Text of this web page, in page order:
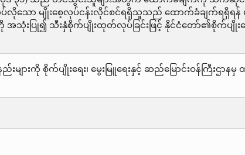
ပ်လိုသော မျိုးစေ့လုပ်ငန်းလိုင်စင်ရရှိသူသည် ထောက်ခံချက်ရရှိရန်
အသုံးပြု၍ သီးနှံစိုက်ပျိုးထုတ်လုပ်ခြင်းဖြင့် နိုင်ငံတော်၏စိုက်ပျို
များကို စိုက်ပျိုးရေး၊ မွေးမြူရေးနှင့် ဆည်မြောင်းဝန်ကြီ